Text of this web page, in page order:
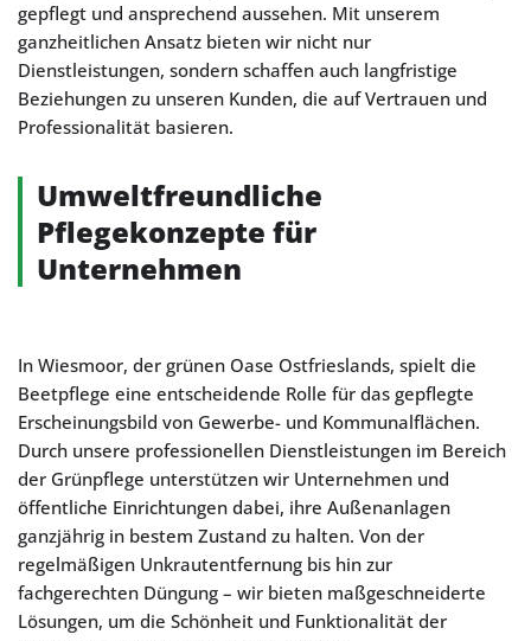
gepflegt und ansprechend aussehen. Mit unserem
ganzheitlichen Ansatz bieten wir nicht nur
Dienstleistungen, sondern schaffen auch langfristige
Beziehungen zu unseren Kunden, die auf Vertrauen und
Professionalität basieren.
Umweltfreundliche
Pflegekonzepte für
Unternehmen
In Wiesmoor, der grünen Oase Ostfrieslands, spielt die
Beetpflege eine entscheidende Rolle für das gepflegte
Erscheinungsbild von Gewerbe- und Kommunalflächen.
Durch unsere professionellen Dienstleistungen im Bereich
der Grünpflege unterstützen wir Unternehmen und
öffentliche Einrichtungen dabei, ihre Außenanlagen
ganzjährig in bestem Zustand zu halten. Von der
regelmäßigen Unkrautentfernung bis hin zur
fachgerechten Düngung – wir bieten maßgeschneiderte
Lösungen, um die Schönheit und Funktionalität der